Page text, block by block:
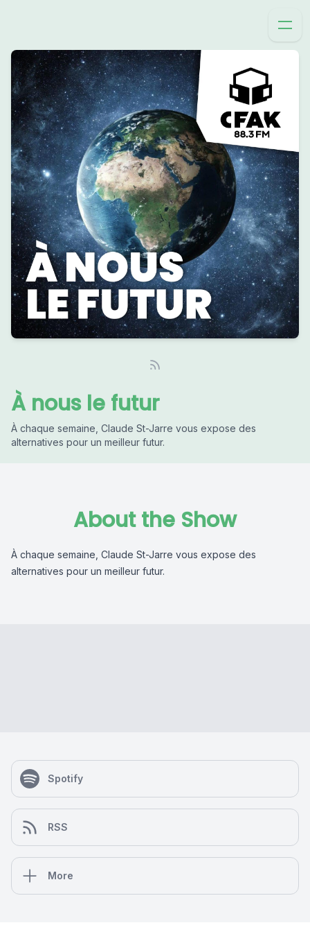
À nous le futur
À chaque semaine, Claude St-Jarre vous expose des
alternatives pour un meilleur futur.
About the Show
À chaque semaine, Claude St-Jarre vous expose des
alternatives pour un meilleur futur.
Spotify
RSS
More